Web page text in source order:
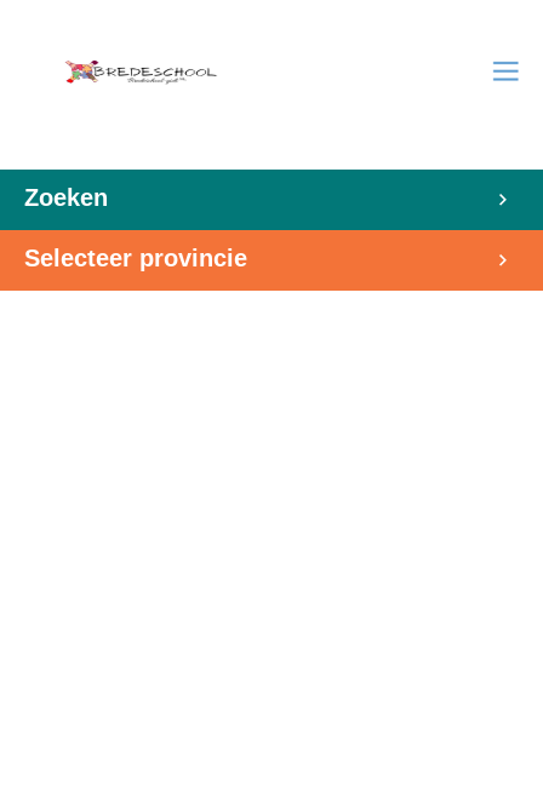
Zoeken
Selecteer provincie